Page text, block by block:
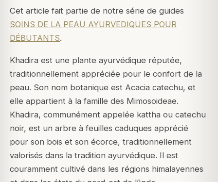
Cet article fait partie de notre série de guides
SOINS DE LA PEAU AYURVEDIQUES POUR
DÉBUTANTS.
Khadira est une plante ayurvédique réputée,
traditionnellement appréciée pour le confort de la
peau. Son nom botanique est Acacia catechu, et
elle appartient à la famille des Mimosoideae.
Khadira, communément appelée kattha ou catechu
noir, est un arbre à feuilles caduques apprécié
pour son bois et son écorce, traditionnellement
valorisés dans la tradition ayurvédique. Il est
couramment cultivé dans les régions himalayennes